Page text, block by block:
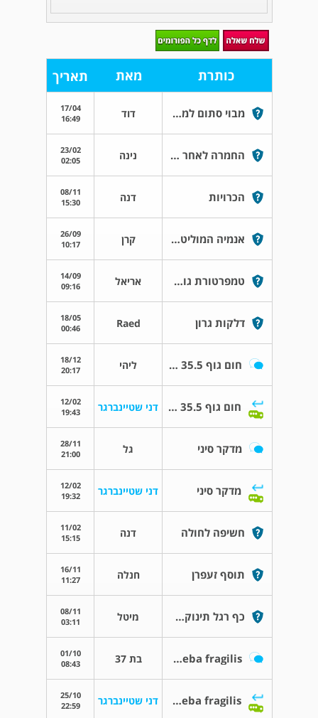
כותרת מאת תאריך
מבוי סתום למקרה רפואי דוד
17/04
16:49
החמרה לאחר הטיפול הראשון בדיקור נינה
23/02
02:05
הכרויות דנה
08/11
15:30
אנמיה המוליטית אוטואימונית קרן
26/09
10:17
טמפרטורת גוף נמוכה אריאל
14/09
09:16
דלקות גרון Raed
18/05
00:46
חום גוף 35.5 וחולשה בערב ליהי
18/12
20:17
חום גוף 35.5 וחולשה בערב דני שטיינברגר
12/02
19:43
מדקר סיני גל
28/11
21:00
מדקר סיני דני שטיינברגר
12/02
19:32
חשיפה לחולה דנה
11/02
15:15
תוסף זעפרן חנלה
16/11
11:27
כף רגל תינוקת בת שנתיים מיטל
08/11
03:11
Diebtamoeba fragilis בת 37
01/10
08:43
Diebtamoeba fragilis דני שטיינברגר
25/10
22:59